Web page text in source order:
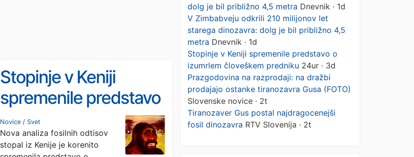
dolg je bil približno 4,5 metra Dnevnik · 1d
V Zimbabveju odkrili 210 milijonov let
starega dinozavra: dolg je bil približno 4,5
metra Dnevnik · 1d
Stopinje v Keniji spremenile predstavo o
izumrlem človeškem predniku 24ur · 3d
Prazgodovina na razprodaji: na dražbi
prodajajo ostanke tiranozavra Gusa (FOTO)
Slovenske novice · 2t
Tiranozaver Gus postal najdragocenejši
fosil dinozavra RTV Slovenija · 2t
Stopinje v Keniji
spremenile predstavo
o izumrlem človeškem
predniku
Novice / Svet
Nova analiza fosilnih odtisov
stopal iz Kenije je korenito